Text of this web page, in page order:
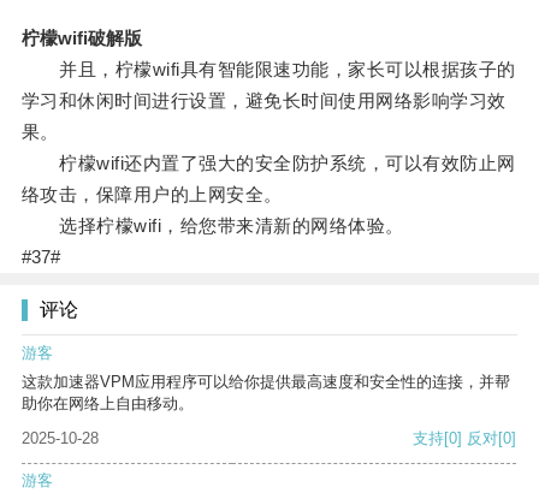
柠檬wifi破解版
并且，柠檬wifi具有智能限速功能，家长可以根据孩子的
学习和休闲时间进行设置，避免长时间使用网络影响学习效
果。
柠檬wifi还内置了强大的安全防护系统，可以有效防止网
络攻击，保障用户的上网安全。
选择柠檬wifi，给您带来清新的网络体验。
#37#
评论
游客
这款加速器VPM应用程序可以给你提供最高速度和安全性的连接，并帮
助你在网络上自由移动。
2025-10-28
支持[0] 反对[0]
游客